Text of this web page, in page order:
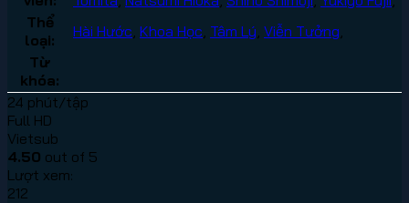
Thể
loại:
Hài Hước Khoa Học Tâm Lý Viễn Tưởng
Từ
khóa:
24 phút/tập
Full HD
Vietsub
4.50 out of 5
Lượt xem:
212